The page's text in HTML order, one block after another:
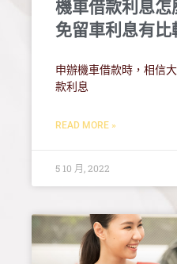
機車借款利息
免留車利息有比
申辦機車借款時，相信
款利息
READ MORE »
5 10 月, 2022